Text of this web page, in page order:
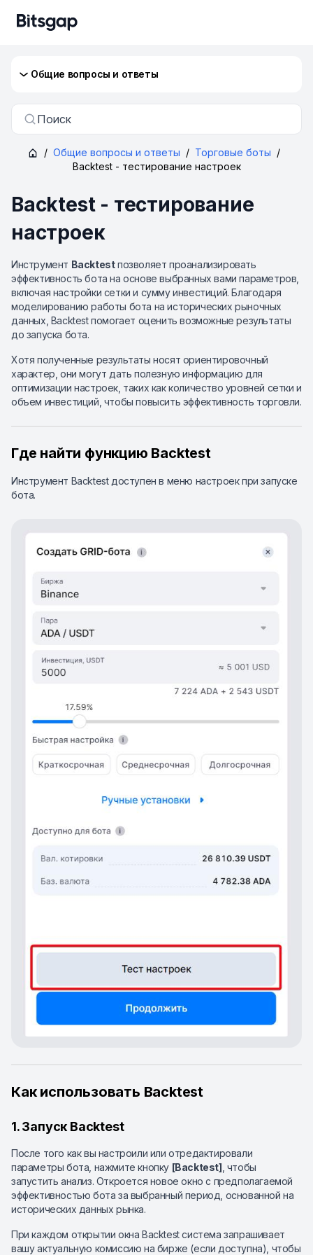
Общие вопросы и ответы
Поиск
/ Общие вопросы и ответы / Торговые боты /
Backtest - тестирование настроек
Backtest - тестирование
настроек
Инструмент Backtestпозволяет проанализировать
эффективность бота на основе выбранных вами параметров,
включая настройки сетки и сумму инвестиций. Благодаря
моделированию работы бота на исторических рыночных
данных, Backtest помогает оценить возможные результаты
до запуска бота.
Хотя полученные результаты носят ориентировочный
характер, они могут дать полезную информацию для
оптимизации настроек, таких как количество уровней сетки и
объем инвестиций, чтобы повысить эффективность торговли.
Где найти функцию Backtest
Инструмент Backtest доступен в меню настроек при запуске
бота.
Как использовать Backtest
1. Запуск Backtest
После того как вы настроили или отредактировали
параметры бота, нажмите кнопку [Backtest] , чтобы
запустить анализ. Откроется новое окно с предполагаемой
эффективностью бота за выбранный период, основанной на
исторических данных рынка.
При каждом открытии окна Backtest система запрашивает
вашу актуальную комиссию на бирже (если доступна), чтобы